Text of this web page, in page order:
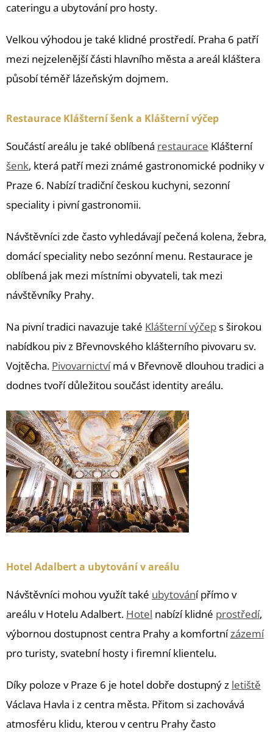
cateringu a ubytování pro hosty.
Velkou výhodou je také klidné prostředí. Praha 6 patří
mezi nejzelenější části hlavního města a areál kláštera
působí téměř lázeňským dojmem.
Restaurace Klášterní šenk a Klášterní výčep
Součástí areálu je také oblíbená restaurace Klášterní
šenk, která patří mezi známé gastronomické podniky v
Praze 6. Nabízí tradiční českou kuchyni, sezonní
speciality i pivní gastronomii.
Návštěvníci zde často vyhledávají pečená kolena, žebra,
domácí speciality nebo sezónní menu. Restaurace je
oblíbená jak mezi místními obyvateli, tak mezi
návštěvníky Prahy.
Na pivní tradici navazuje také Klášterní výčeps širokou
nabídkou piv z Břevnovského klášterního pivovaru sv.
Vojtěcha. Pivovarnictvímá v Břevnově dlouhou tradici a
dodnes tvoří důležitou součást identity areálu.
Hotel Adalbert a ubytování v areálu
Návštěvníci mohou využít také ubytování přímo v
areálu v Hotelu Adalbert. Hotel nabízí klidné prostředí,
výbornou dostupnost centra Prahy a komfortnízázemí
pro turisty, svatební hosty i firemní klientelu.
Díky poloze v Praze 6 je hotel dobře dostupný z letiště
Václava Havla i z centra města. Přitom si zachovává
atmosféru klidu, kterou v centru Prahy často